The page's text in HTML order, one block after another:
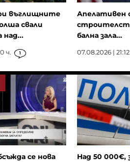
въглищните
свали
над...
ч. 1
Апелативен
бална зала...
07.08.2026 |
се нова
Над 50 000€,